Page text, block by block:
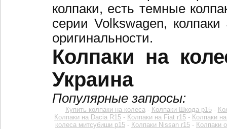
колпаки, есть темные
серии Volkswagen,
оригинальности.
Колпаки на
Украина
Популярные запросы:
Купить колпаки на колеса- Колпаки Шкода р15-
Колпаки на Dacia R15 - Колпаки на Fiat r15 - Колпаки
колеса митсубиши р15 - Колпаки Nissan r15 - Колпаки